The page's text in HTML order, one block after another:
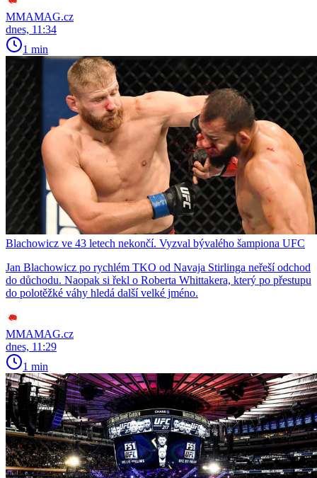
MMAMAG.cz
dnes, 11:34
1 min
Blachowicz ve 43 letech nekončí. Vyzval bývalého šampiona UFC
Jan Blachowicz po rychlém TKO od Navaja Stirlinga neřeší odchod
do důchodu. Naopak si řekl o Roberta Whittakera, který po přestupu
do polotěžké váhy hledá další velké jméno.
MMAMAG.cz
dnes, 11:29
1 min